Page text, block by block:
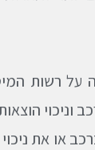
על רשות
וניכוי
או את